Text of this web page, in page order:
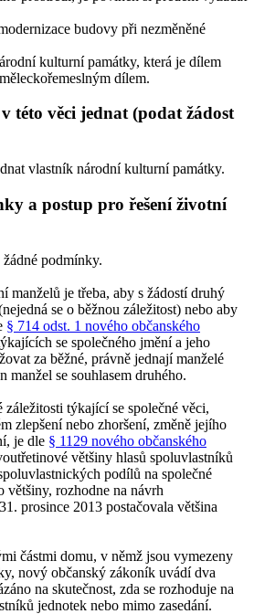
budovy při nezměněné
kulturní památky, která je dílem
dílem.
této věci jednat (podat žádost
vlastník národní kulturní památky.
a postup pro řešení životní
podmínky.
manželů je třeba, aby s žádostí druhý
se o běžnou záležitost) nebo aby
§ 714 odst. 1 nového občanského
se společného jmění a jeho
za běžné, právně jednají manželé
manžel se souhlasem druhého.
týkající se společné věci,
zlepšení nebo zhoršení, změně jejího
je dle § 1129 nového občanského
většiny hlasů spoluvlastníků
podílů na společné
většiny, rozhodne na návrh
prosince 2013 postačovala většina
částmi domu, v němž jsou vymezeny
nový občanský zákoník uvádí dva
na skutečnost, zda se rozhoduje na
jednotek nebo mimo zasedání.